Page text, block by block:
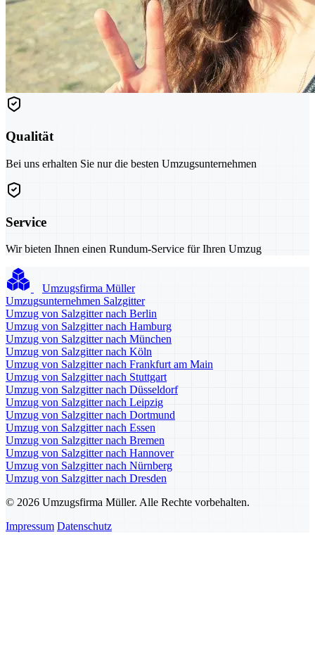
Qualität
Bei uns erhalten Sie nur die besten Umzugsunternehmen
Service
Wir bieten Ihnen einen Rundum-Service für Ihren Umzug
Umzugsfirma Müller
Umzugsunternehmen Salzgitter
Umzug von Salzgitter nach Berlin
Umzug von Salzgitter nach Hamburg
Umzug von Salzgitter nach München
Umzug von Salzgitter nach Köln
Umzug von Salzgitter nach Frankfurt am Main
Umzug von Salzgitter nach Stuttgart
Umzug von Salzgitter nach Düsseldorf
Umzug von Salzgitter nach Leipzig
Umzug von Salzgitter nach Dortmund
Umzug von Salzgitter nach Essen
Umzug von Salzgitter nach Bremen
Umzug von Salzgitter nach Hannover
Umzug von Salzgitter nach Nürnberg
Umzug von Salzgitter nach Dresden
© 2026 Umzugsfirma Müller. Alle Rechte vorbehalten.
Impressum Datenschutz